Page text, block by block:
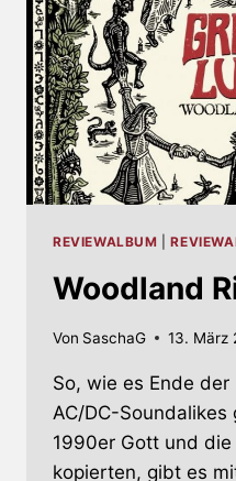
REVIEWALBUM |
Woodland
Von SaschaG 13. März
So, wie es Ende
AC/DC-
1990er Gott und
kopierten, gibt es